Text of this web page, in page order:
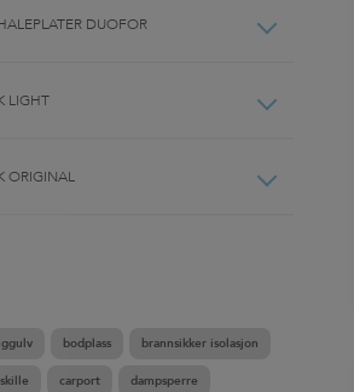
DUOFOR
LIGHT
ORIGINAL
bodplass brannsikker isolasjon
carport dampsperre